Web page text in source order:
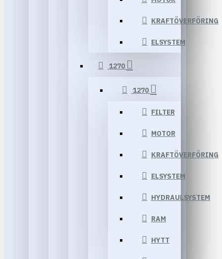
KRAFTÖVERFÖRING
ELSYSTEM
1270
1270
FILTER
MOTOR
KRAFTÖVERFÖRING
ELSYSTEM
HYDRAULSYSTEM
RAM
HYTT